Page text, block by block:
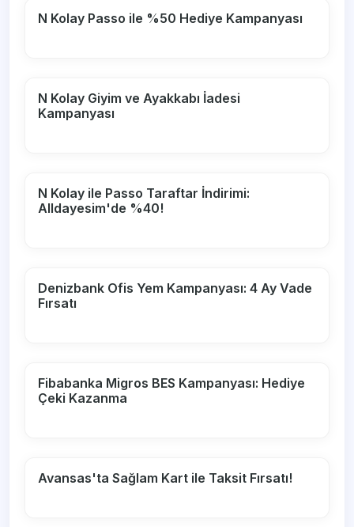
N Kolay Passo ile %50 Hediye Kampanyası
N Kolay Giyim ve Ayakkabı İadesi
Kampanyası
N Kolay ile Passo Taraftar İndirimi:
Alldayesim'de %40!
Denizbank Ofis Yem Kampanyası: 4 Ay Vade
Fırsatı
Fibabanka Migros BES Kampanyası: Hediye
Çeki Kazanma
Avansas'ta Sağlam Kart ile Taksit Fırsatı!